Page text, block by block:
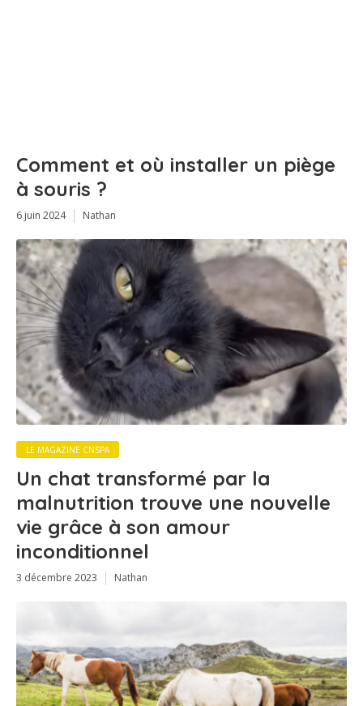
Comment et où installer un piège
à souris ?
6 juin 2024 Nathan
LE MAGAZINE CNSPA
Un chat transformé par la
malnutrition trouve une nouvelle
vie grâce à son amour
inconditionnel
3 décembre 2023 Nathan